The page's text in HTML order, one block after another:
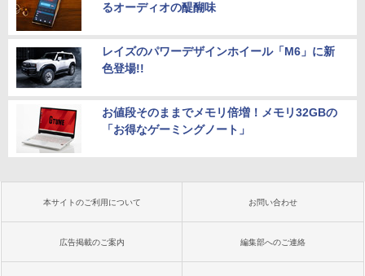
るオーディオの醍醐味
レイズのパワーデザインホイール「M6」に新
色登場!!
お値段そのままでメモリ倍増！メモリ32GBの
「お得なゲーミングノート」
本サイトのご利用について お問い合わせ
広告掲載のご案内 編集部へのご連絡